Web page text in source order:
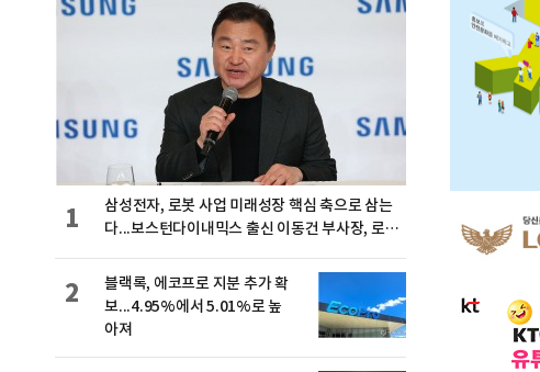
삼성전자, 로봇 사업 미래성장 핵심 축으로 삼는
다...보스턴다이내믹스 출신 이동건 부사장, 로보
1
블랙록, 에코프로 지분 추가 확
보...4.95%에서 5.01%로 높
아져
2